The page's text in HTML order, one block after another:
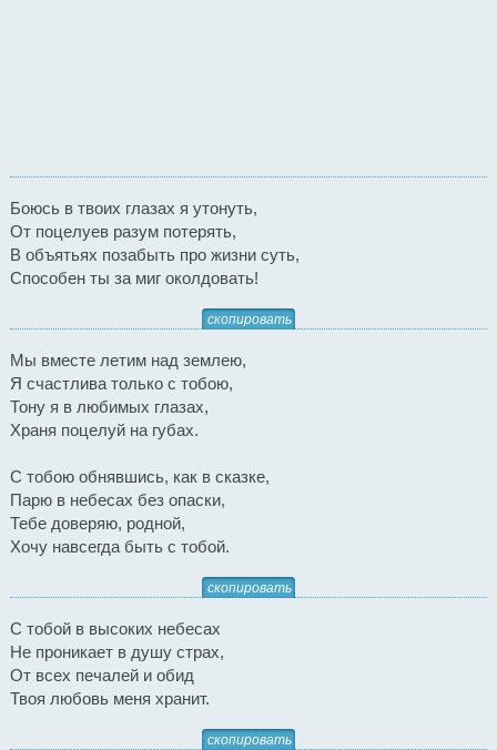
Боюсь в твоих глазах я утонуть,
От поцелуев разум потерять,
В объятьях позабыть про жизни суть,
Способен ты за миг околдовать!
скопировать
Мы вместе летим над землею,
Я счастлива только с тобою,
Тону я в любимых глазах,
Храня поцелуй на губах.
С тобою обнявшись, как в сказке,
Парю в небесах без опаски,
Тебе доверяю, родной,
Хочу навсегда быть с тобой.
скопировать
С тобой в высоких небесах
Не проникает в душу страх,
От всех печалей и обид
Твоя любовь меня хранит.
скопировать